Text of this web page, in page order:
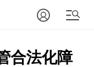
合法化障